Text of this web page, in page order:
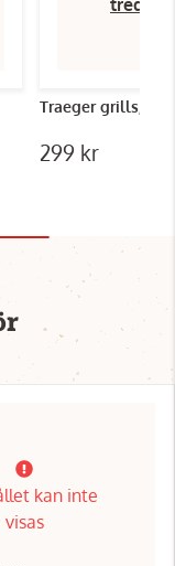
Traeger grills,
299 kr
kan inte
visas